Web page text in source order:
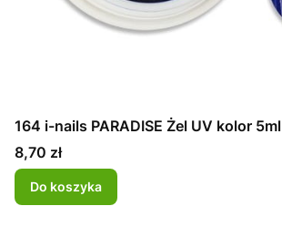
164 i-nails PARADISE Żel UV kolor 5ml
Cena
8,70 zł
Do koszyka